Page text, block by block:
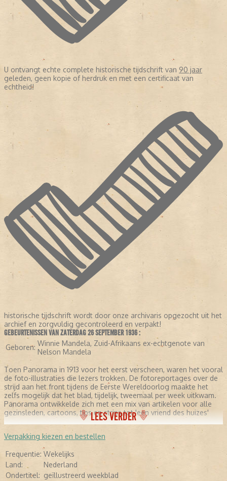
U ontvangt echte complete historische tijdschrift van 90 jaar
geleden, geen kopie of herdruk en met een certificaat van
echtheid!
historische tijdschrift wordt door onze archivaris opgezocht uit het
archief en zorgvuldig gecontroleerd en verpakt!
GEBEURTENISSEN VAN ZATERDAG 26 SEPTEMBER 1936 :
Geboren: Winnie Mandela, Zuid-Afrikaans ex-echtgenote van
Nelson Mandela
Toen Panorama in 1913 voor het eerst verscheen, waren het vooral
de foto-illustraties die lezers trokken. De fotoreportages over de
strijd aan het front tijdens de Eerste Wereldoorlog maakte het
zelfs mogelijk dat het blad, tijdelijk, tweemaal per week uitkwam.
Panorama ontwikkelde zich met een mix van artikelen voor alle
gezinsleden, cartoons, tips en strips tot 'een vriend des huizes'
LEES VERDER
Verpakking kiezen en bestellen
Frequentie: Wekelijks
Land:
Nederland
Ondertitel: geïllustreerd weekblad